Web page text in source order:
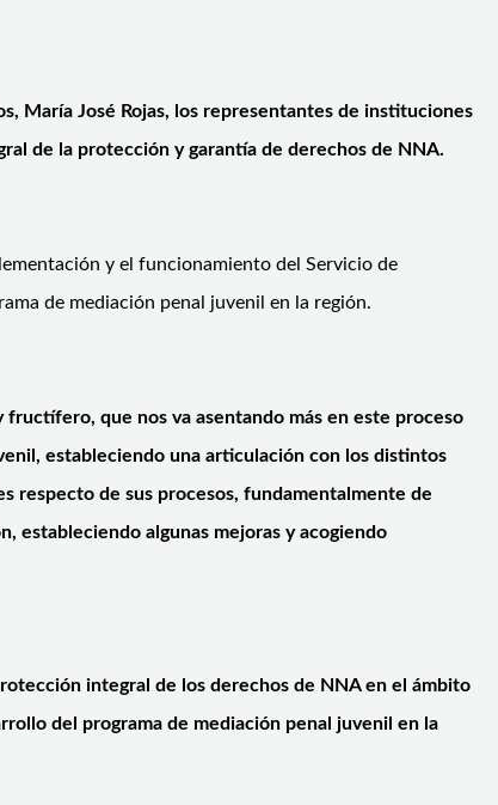
María José Rojas, los representantes de instituciones
de la protección y garantía de derechos de NNA.
y el funcionamiento del Servicio de
de mediación penal juvenil en la región.
que nos va asentando más en este proceso
estableciendo una articulación con los distintos
respecto de sus procesos, fundamentalmente de
estableciendo algunas mejoras y acogiendo
integral de los derechos de NNA en el ámbito
del programa de mediación penal juvenil en la